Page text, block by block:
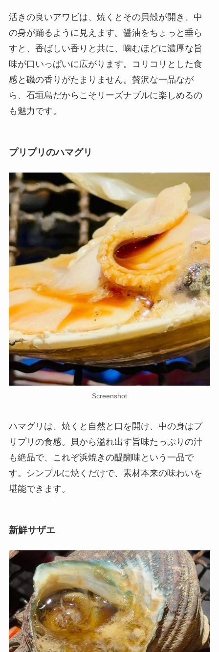
活きの良いアワビは、焼くとその貝殻が開き、中
の身が踊るように見えます。醤油をちょっと垂ら
すと、香ばしい香りと共に、噛むほどに濃厚な旨
味が口いっぱいに広がります。コリコリとした食
感と磯の香りがたまりません。贅沢な一品なが
ら、石垣島だからこそリーズナブルに楽しめるの
も魅力です。
プリプリのハマグリ
Screenshot
ハマグリは、焼くと自然と口を開け、中の身はプ
リプリの食感。貝から溢れ出す旨味たっぷりの汁
も絶品で、これぞ浜焼きの醍醐味という一品で
す。シンプルに焼くだけで、素材本来の味わいを
堪能できます。
新鮮サザエ